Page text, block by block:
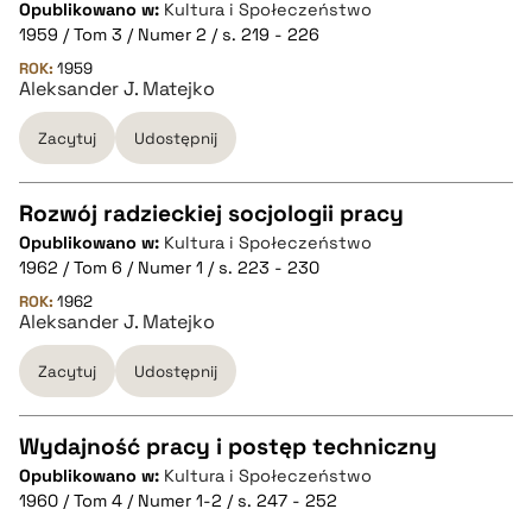
pobierz cytat
BIBTEX
pobierz cytat
Opublikowano w: Kultura i Społeczeństwo
1959 / Tom 3 / Numer 2 / s. 219 - 226
ROK: 1959
Aleksander J. Matejko
Zacytuj Udostępnij
CZYSTY TEKST
pobierz cytat
BIBTEX
pobierz cytat
Rozwój radzieckiej socjologii pracy
Opublikowano w: Kultura i Społeczeństwo
1962 / Tom 6 / Numer 1 / s. 223 - 230
ROK: 1962
Aleksander J. Matejko
Zacytuj Udostępnij
CZYSTY TEKST
Wydajność pracy i postęp techniczny
Opublikowano w: Kultura i Społeczeństwo
1960 / Tom 4 / Numer 1-2 / s. 247 - 252